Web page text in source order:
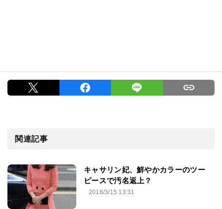
関連記事
キャサリン妃、鮮やかカラーのツー
ピースで汚名返上？
2016/3/15 13:31